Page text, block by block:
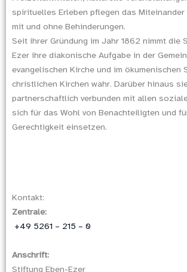
spirituelles Erleben pflegen das Miteinander
mit und ohne Behinderungen.
Seit ihrer Gründung im Jahr 1862 nimmt die
Ezer ihre diakonische Aufgabe in der
evangelischen Kirche und im ökumenischen
christlichen Kirchen wahr. Darüber hinaus
partnerschaftlich verbunden mit allen
sich für das Wohl von Benachteiligten und
Gerechtigkeit einsetzen.
Kontakt:
Zentrale:
+49 5261 – 215 – 0
Anschrift:
Stiftung Eben-Ezer